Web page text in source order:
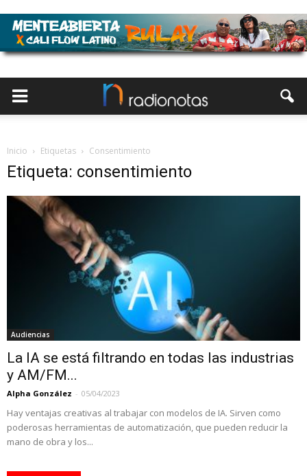
Inicio Etiquetas Consentimiento
Etiqueta: consentimiento
Audiencias
La IA se está filtrando en todas las industrias
y AM/FM...
Alpha González - 05/04/2023
Hay ventajas creativas al trabajar con modelos de IA. Sirven como
poderosas herramientas de automatización, que pueden reducir la
mano de obra y los...